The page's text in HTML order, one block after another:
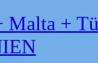
Malta +